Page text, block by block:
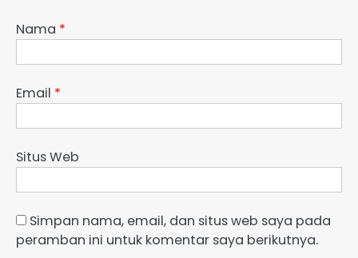
Nama *
Email *
Situs Web
Simpan nama, email, dan situs web saya pada
peramban ini untuk komentar saya berikutnya.